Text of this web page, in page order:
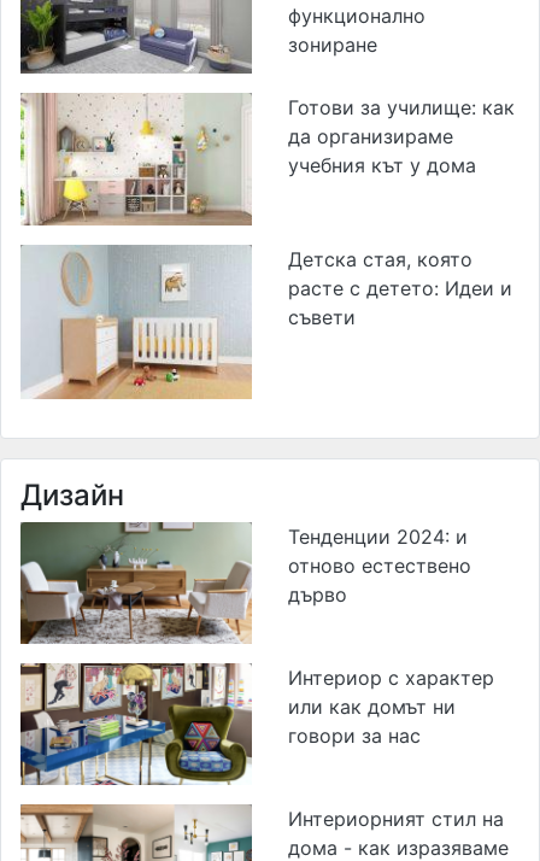
функционално
зониране
Готови за училище: как
да организираме
учебния кът у дома
Детска стая, която
расте с детето: Идеи и
съвети
Дизайн
Тенденции 2024: и
отново естествено
дърво
Интериор с характер
или как домът ни
говори за нас
Интериорният стил на
дома - как изразяваме